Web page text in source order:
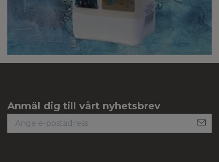
Anmäl dig till vårt nyhetsbrev